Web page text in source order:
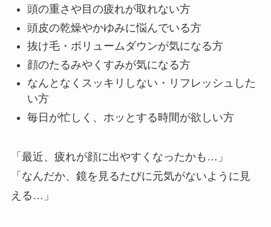
頭の重さや目の疲れが取れない方
頭皮の乾燥やかゆみに悩んでいる方
抜け毛・ボリュームダウンが気になる方
顔のたるみやくすみが気になる方
なんとなくスッキリしない・リフレッシュした
い方
毎日が忙しく、ホッとする時間が欲しい方
「最近、疲れが顔に出やすくなったかも…」
「なんだか、鏡を見るたびに元気がないように見
える…」